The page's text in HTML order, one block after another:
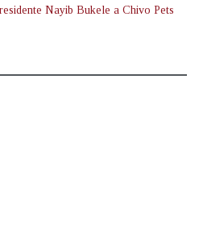
Nayib Bukele a Chivo Pets